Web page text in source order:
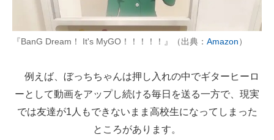
『BanG Dream！ It's MyGO！！！！！』（出典： Amazon）
例えば、ぼっちちゃんは押し入れの中でギターヒーロ
ーとして動画をアップし続ける毎日を送る一方で、現実
では友達が1人もできないまま高校生になってしまった
ところがあります。